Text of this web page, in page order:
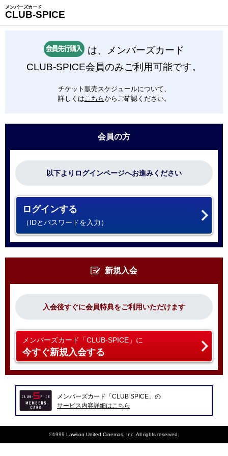
メンバーズカード
CLUB-SPICE
は、メンバーズカード
CLUB-SPICE会員のみご利用可能です。
チケット販売スケジュールについて、
詳しくはこちらからご確認ください。
会員の方
以下よりログインページへお進みください
ログインする
（IDとパスワードを入力）
新規入会
入会後すぐに会員特典をご利用いただけます
メンバーズカード「CLUB-SPICE」に
今すぐ新規入会する
メンバーズカード「CLUB SPICE」の
サービス内容詳細はこちら
©1999 Lawson United Cinemas, Inc. All rights reserved.